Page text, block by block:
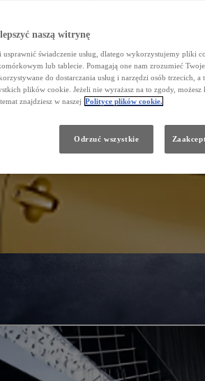
naszą witrynę
świadczenie usług, dlatego wykorzystujemy pliki
lub tablecie. Pomagają one nam zrozumieć
do dostarczania usług i narzędzi osób trzecich, a
plików cookie. Jeżeli nie wyrażasz na to zgody, możesz
znajdziesz w naszej Polityce plików cookie.
Odrzuć wszystkie